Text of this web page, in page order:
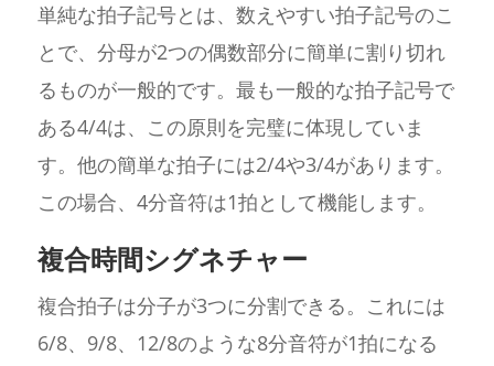
単純な拍子記号とは、数えやすい拍子記号のこ
とで、分母が2つの偶数部分に簡単に割り切れ
るものが一般的です。最も一般的な拍子記号で
ある4/4は、この原則を完璧に体現していま
す。他の簡単な拍子には2/4や3/4があります。
この場合、4分音符は1拍として機能します。
複合時間シグネチャー
複合拍子は分子が3つに分割できる。これには
6/8、9/8、12/8のような8分音符が1拍になる